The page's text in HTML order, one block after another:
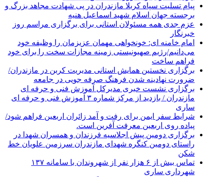
پیام تسلیت سپاه کربلا مازندران در پی شهادت مجاهد بزرگ و
برجسته جهان اسلام شهید اسماعیل هنیه
عزم جدی همه مسئولان استانی برای برگزاری مراسم روز
خبرنگار
امام خامنه ای: خونخواهی مهمان عزیزمان را وظیفه خود
می‌دانیم/رژیم صهیونیستی زمینه مجازات سخت را برای خود
فراهم ساخت
برگزاری نخستین همایش استانی مدیریت کربن در مازندران/
ضرورت نهادینه شدن فرهنگ صرفه جویی در جامعه
برگزاری نشست خبری مدیرکل آموزش فنی و حرفه ای
مازندران / بازدید از مرکز شماره ۳ آموزش فنی و حرفه ای
ساری
شرایط سفر ایمن برای رفت و آمد زائران اربعین فراهم شود/
پیاده روی اربعین معرفت آفرین است.
برگزاری دومین پیش اجلاسیه فرزندان و همسران شهدا در
راستای دومین کنگره شهدای مازندران سرزمین علویان خط
شکن
تماس بیش از ۶ هزار نفر از شهروندان با سامانه ۱۳۷
شهرداری ساری